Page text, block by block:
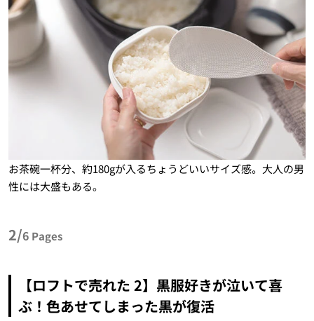
お茶碗一杯分、約180gが入るちょうどいいサイズ感。大人の男
性には大盛もある。
2/6 Pages
【ロフトで売れた 2】黒服好きが泣いて喜
ぶ！色あせてしまった黒が復活